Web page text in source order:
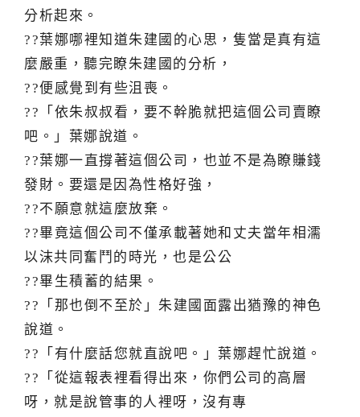
分析起來。
??葉娜哪裡知道朱建國的心思，隻當是真有這
麼嚴重，聽完瞭朱建國的分析，
??便感覺到有些沮喪。
??「依朱叔叔看，要不幹脆就把這個公司賣瞭
吧。」葉娜說道。
??葉娜一直撐著這個公司，也並不是為瞭賺錢
發財。要還是因為性格好強，
??不願意就這麼放棄。
??畢竟這個公司不僅承載著她和丈夫當年相濡
以沫共同奮鬥的時光，也是公公
??畢生積蓄的結果。
??「那也倒不至於」朱建國面露出猶豫的神色
說道。
??「有什麼話您就直說吧。」葉娜趕忙說道。
??「從這報表裡看得出來，你們公司的高層
呀，就是說管事的人裡呀，沒有專